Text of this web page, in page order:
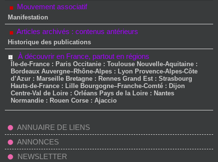
Mouvement associatif
Manifestation
Articles archivés : contenus antérieurs
Historique des publications
À découvrir en France, partout en régions
Île-de-France : Paris Occitanie : Toulouse Nouvelle-Aquitaine :
Bordeaux Auvergne–Rhône-Alpes : Lyon Provence-Alpes-Côte
d’Azur : Marseille Bretagne : Rennes Grand Est : Strasbourg
Hauts-de-France : Lille Bourgogne–Franche-Comté : Dijon
Centre-Val de Loire : Orléans Pays de la Loire : Nantes
Normandie : Rouen Corse : Ajaccio
ANNUAIRE DE LIENS
ANNONCES
NEWSLETTER